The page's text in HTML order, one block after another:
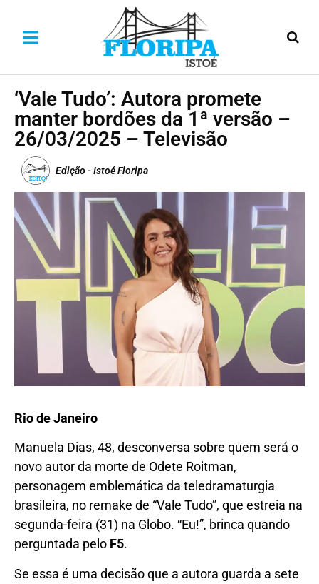
‘Vale Tudo’: Autora promete
manter bordões da 1ª versão –
26/03/2025 – Televisão
Edição - Istoé Floripa
Rio de Janeiro
Manuela Dias, 48, desconversa sobre quem será o
novo autor da morte de Odete Roitman,
personagem emblemática da teledramaturgia
brasileira, no remake de “Vale Tudo”, que estreia na
segunda-feira (31) na Globo. “Eu!”, brinca quando
perguntada pelo F5.
Se essa é uma decisão que a autora guarda a sete